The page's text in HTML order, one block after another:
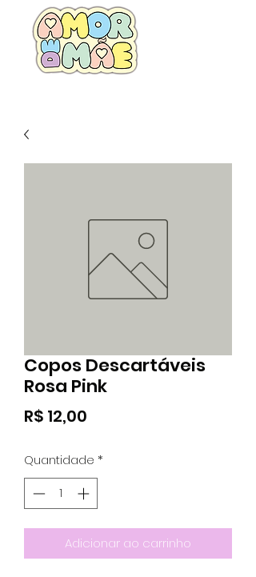
Copos Descartáveis
Rosa Pink
R$ 12,00
Quantidade *
Adicionar ao carrinho